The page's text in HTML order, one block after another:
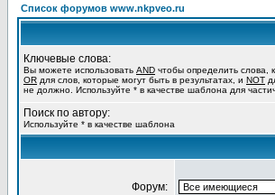
Список форумов www.nkpveo.ru
Ключевые слова:
Вы можете использовать AND чтобы определить слова,
OR для слов, которые могут быть в результатах, и NOT
не должно. Используйте * в качестве шаблона для
Поиск по автору:
Используйте * в качестве шаблона
Форум: